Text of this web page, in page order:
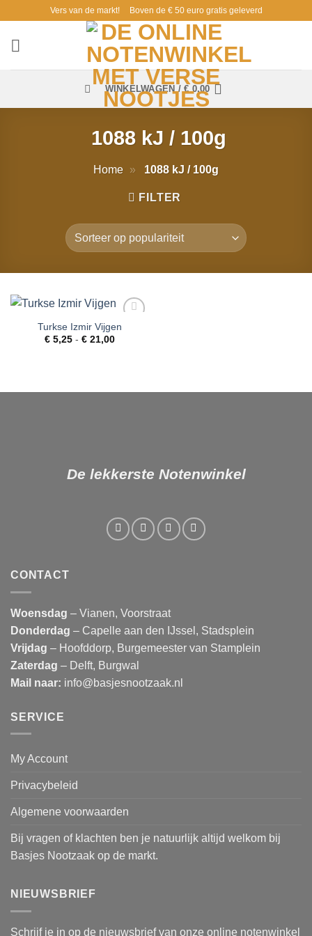
inhoud
Vers van de markt! Boven de € 50 euro gratis geleverd
WINKELWAGEN /€ 0,00
1088 kJ / 100g
Home » 1088 kJ / 100g
FILTER
Toevoegen
aan
Turkse Izmir Vijgen
€ 5,25 - € 21,00Prijsklasse:
De lekkerste Notenwinkel
CONTACT
Woensdag – Vianen, Voorstraat
Donderdag – Capelle aan den IJssel, Stadsplein
Vrijdag – Hoofddorp, Burgemeester van Stamplein
Zaterdag – Delft, Burgwal
Mail naar: info@basjesnootzaak.nl
SERVICE
My Account
Privacybeleid
Algemene voorwaarden
Bij vragen of klachten ben je natuurlijk altijd welkom bij
Basjes Nootzaak op de markt.
NIEUWSBRIEF
Schrijf je in op de nieuwsbrief van onze online notenwinkel